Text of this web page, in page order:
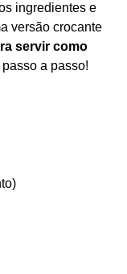
ingredientes e
versão crocante
servir como
passo a passo!